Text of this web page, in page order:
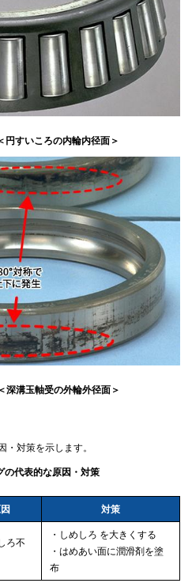
円すいころの内輪内径面＞
深溝玉軸受の外輪外径面＞
対策を示します。
の代表的な原因・対策
対策
ろ不
・しめしろ を大きくする
・はめあい面に潤滑剤を塗
布